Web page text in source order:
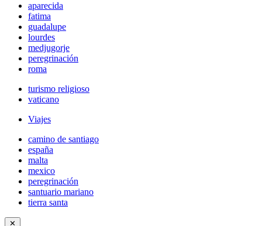
aparecida
fatima
guadalupe
lourdes
medjugorje
peregrinación
roma
turismo religioso
vaticano
Viajes
camino de santiago
españa
malta
mexico
peregrinación
santuario mariano
tierra santa
✕